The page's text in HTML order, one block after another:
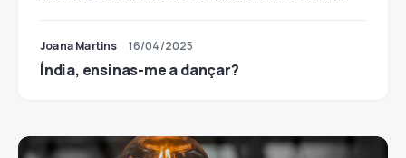
Joana Martins 16/04/2025
Índia, ensinas-me a dançar?